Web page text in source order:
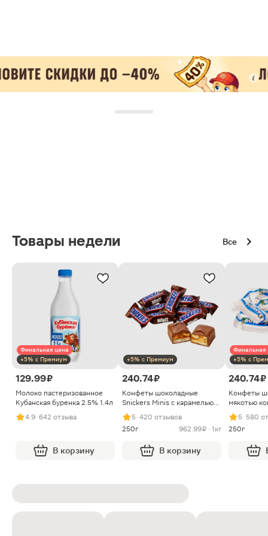
Товары недели Все
Финальная цена
+5% с Премиум
129.99 ₽
Молоко пастеризованное
Кубанская буренка 2.5% 1.4л
4.9· 642 отзыва
В корзину
+5% с Премиум
240.74 ₽
Конфеты шоколадные
Snickers Minis с карамелью
арахисом и нугой
5· 420 отзывов
250г
962.99 ₽ · 1кг
В корзину
Финальная
+5% с
240.74 ₽
Конфеты
мякотью
5· 580
250г